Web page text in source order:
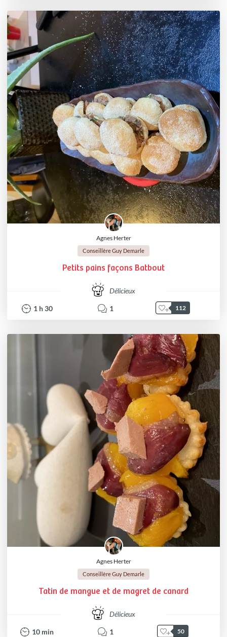
Agnes Herter
Conseillère Guy Demarle
Petits pains façons Batbout
Délicieux
1 h30 1 112
Agnes Herter
Conseillère Guy Demarle
Tatin de mangue et de magret de canard
Délicieux
10 min 1 50